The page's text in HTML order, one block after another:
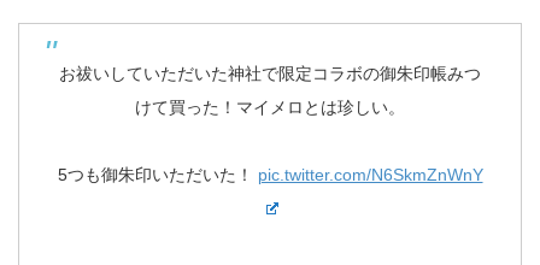
お祓いしていただいた神社で限定コラボの御朱印帳みつ
けて買った！マイメロとは珍しい。
5つも御朱印いただいた！ pic.twitter.com/N6SkmZnWnY